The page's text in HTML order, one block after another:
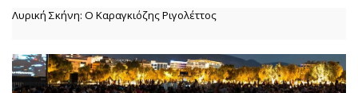
Λυρική Σκήνη: Ο Καραγκιόζης Ριγολέττος